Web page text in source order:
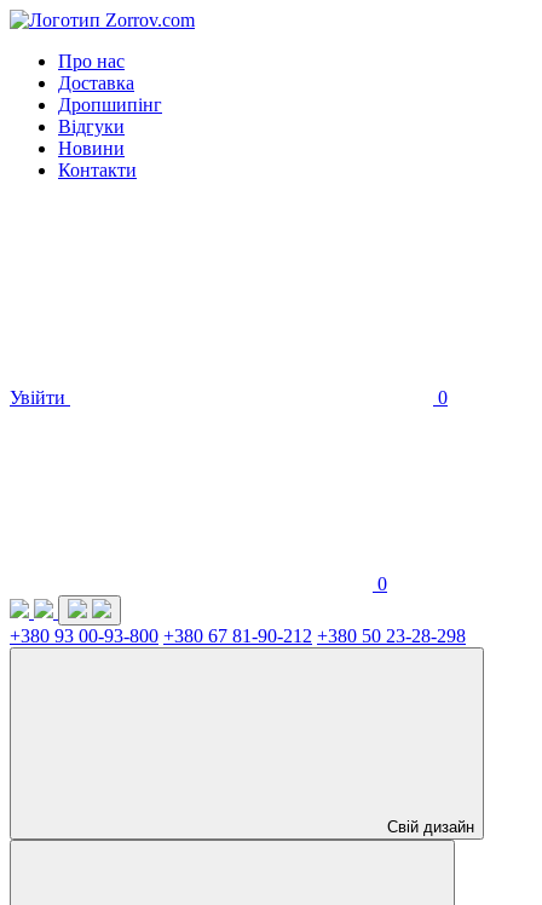
Про нас
Доставка
Дропшипінг
Відгуки
Новини
Контакти
Увійти 0
0
+380 93 00-93-800 +380 67 81-90-212 +380 50 23-28-298
Свій дизайн